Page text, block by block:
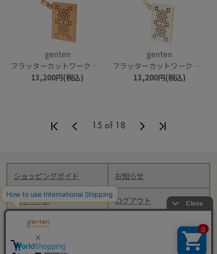
genten
フラッターカットワーク パスケース
13,200円(税込)
genten
フラッターカットワーク パスケース
13,200円(税込)
15 of 18
ショッピングガイド お知らせ
マイページ ログアウト